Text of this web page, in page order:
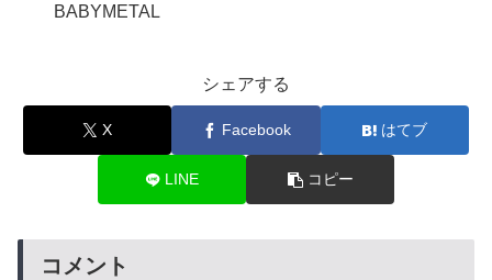
BABYMETAL
シェアする
X Facebook はてブ
LINE コピー
コメント